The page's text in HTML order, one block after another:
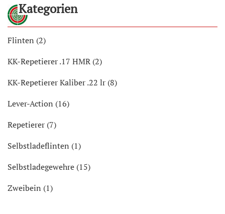
Kategorien
Flinten (2)
KK-Repetierer .17 HMR (2)
KK-Repetierer Kaliber .22 lr (8)
Lever-Action (16)
Repetierer (7)
Selbstladeflinten (1)
Selbstladegewehre (15)
Zweibein (1)